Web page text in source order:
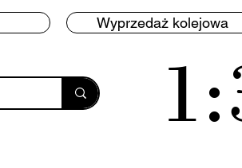
Wyprzedaż kolejowa